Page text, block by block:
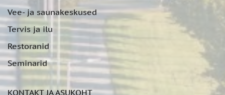
Vee- ja saunakeskused
Tervis ja ilu
Restoranid
Seminarid
KONTAKT JA ASUKOHT